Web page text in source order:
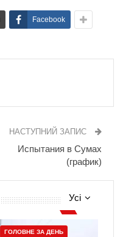
Facebook
НАСТУПНИЙ ЗАПИС
Испытания в Сумах
(график)
Усі
ГОЛОВНЕ ЗА ДЕНЬ